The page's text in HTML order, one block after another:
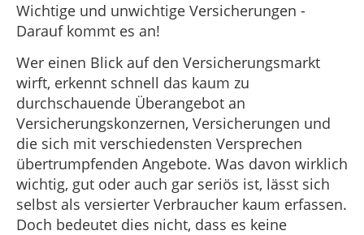
Wichtige und unwichtige Versicherungen -
Darauf kommt es an!
Wer einen Blick auf den Versicherungsmarkt
wirft, erkennt schnell das kaum zu
durchschauende Überangebot an
Versicherungskonzernen, Versicherungen und
die sich mit verschiedensten Versprechen
übertrumpfenden Angebote. Was davon wirklich
wichtig, gut oder auch gar seriös ist, lässt sich
selbst als versierter Verbraucher kaum erfassen.
Doch bedeutet dies nicht, dass es keine